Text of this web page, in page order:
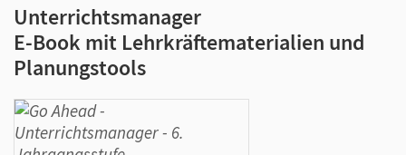
Unterrichtsmanager
E-Book mit Lehrkräftematerialien und
Planungstools